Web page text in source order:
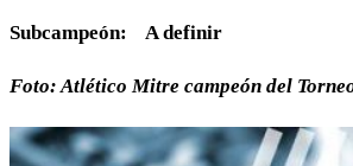
Subcampeón: A definir
Foto: Atlético Mitre campeón del